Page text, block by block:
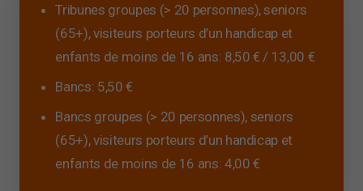
Tribunes groupes (> 20 personnes), seniors
(65+), visiteurs porteurs d’un handicap et
enfants de moins de 16 ans: 8,50 € / 13,00 €
Bancs: 5,50 €
Bancs groupes (> 20 personnes), seniors
(65+), visiteurs porteurs d’un handicap et
enfants de moins de 16 ans: 4,00 €